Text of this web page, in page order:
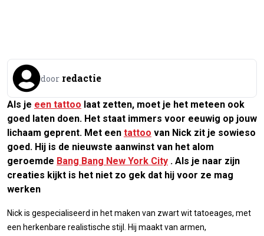
door redactie
Als je een tattoo laat zetten, moet je het meteen ook
goed laten doen. Het staat immers voor eeuwig op jouw
lichaam geprent. Met een tattoo van Nick zit je sowieso
goed. Hij is de nieuwste aanwinst van het alom
geroemde Bang Bang New York City . Als je naar zijn
creaties kijkt is het niet zo gek dat hij voor ze mag
werken
Nick is gespecialiseerd in het maken van zwart wit tatoeages, met
een herkenbare realistische stijl. Hij maakt van armen,